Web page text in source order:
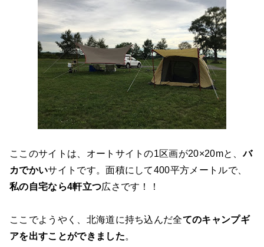
ここのサイトは、オートサイトの1区画が20×20mと、バ
カでかいサイトです。面積にして400平方メートルで、
私の自宅なら4軒立つ広さです！！
ここでようやく、北海道に持ち込んだ全てのキャンプギ
アを出すことができました。